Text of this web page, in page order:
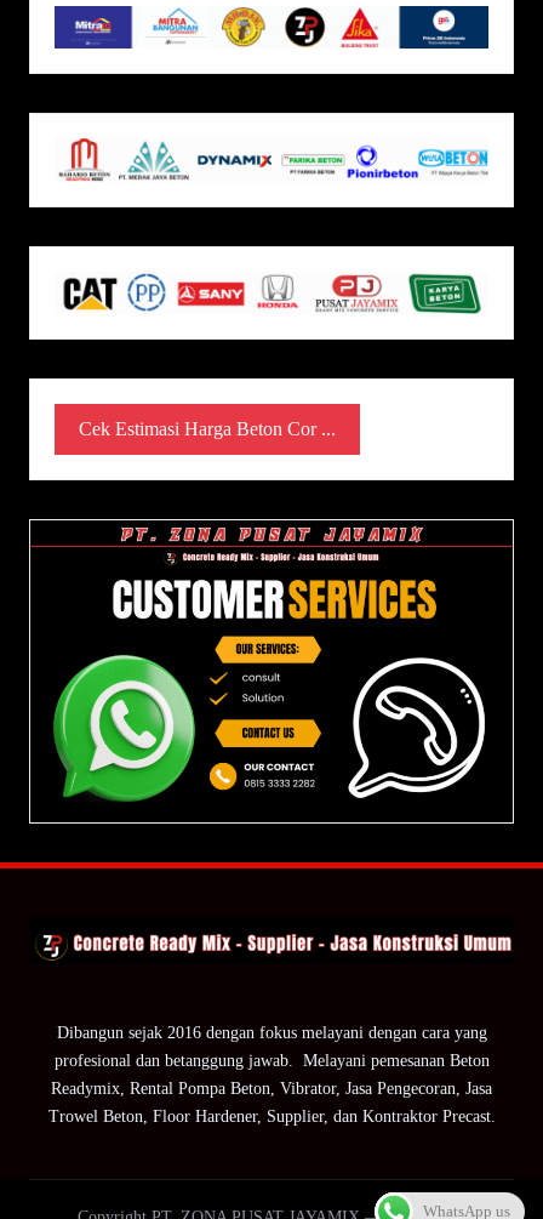
Cek Estimasi Harga Beton Cor ...
Dibangun sejak 2016 dengan fokus melayani dengan cara yang
profesional dan betanggung jawab. Melayani pemesanan Beton
Readymix, Rental Pompa Beton, Vibrator, Jasa Pengecoran, Jasa
Trowel Beton, Floor Hardener, Supplier, dan Kontraktor Precast.
WhatsApp us